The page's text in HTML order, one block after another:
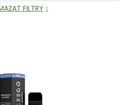
FILTRY